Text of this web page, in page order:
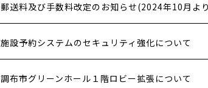
郵送料及び手数料改定のお知らせ(2024年10月よ
施設予約システムのセキュリティ強化について
調布市グリーンホール１階ロビー拡張について